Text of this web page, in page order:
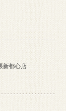
新都心店